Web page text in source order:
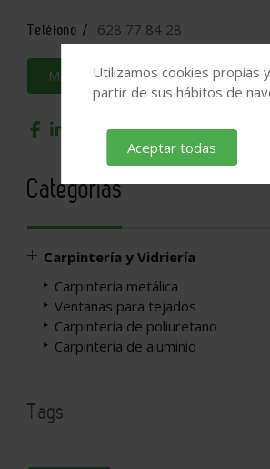
Teléfono / 628 77 84 28
Más información
Categorías
Carpintería y Vidriería
Carpintería metálica
Ventanas para tejados
Carpintería de poliuretano
Carpintería de aluminio
Tags
Utilizamos cookies propias
partir de sus hábitos de
Aceptar todas